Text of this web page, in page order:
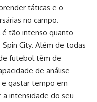
táticas e o
no campo.
tão intenso quanto
Spin City. Além de todas
futebol têm de
de análise
gastar tempo em
a intensidade do seu